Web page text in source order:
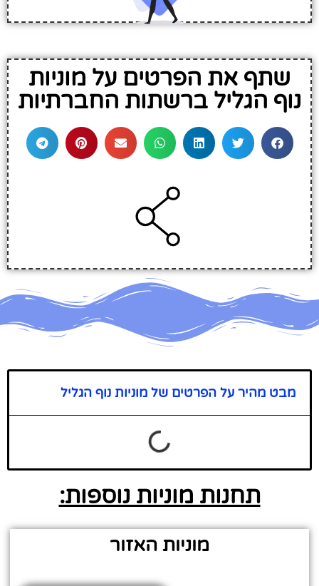
שתף את הפרטים על מוניות
נוף הגליל ברשתות החברתיות
מבט מהיר על הפרטים של מוניות נוף הגליל
תחנות מוניות נוספות:
מוניות האזור